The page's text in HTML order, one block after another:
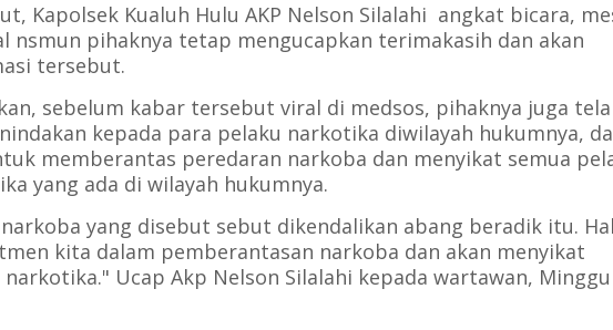
Kapolsek Kualuh Hulu AKP Nelson Silalahi angkat bicara,
nsmun pihaknya tetap mengucapkan terimakasih dan akan
tersebut.
sebelum kabar tersebut viral di medsos, pihaknya juga
kepada para pelaku narkotika diwilayah hukumnya,
memberantas peredaran narkoba dan menyikat semua
yang ada di wilayah hukumnya.
yang disebut sebut dikendalikan abang beradik itu.
kita dalam pemberantasan narkoba dan akan menyikat
Ucap Akp Nelson Silalahi kepada wartawan, Minggu